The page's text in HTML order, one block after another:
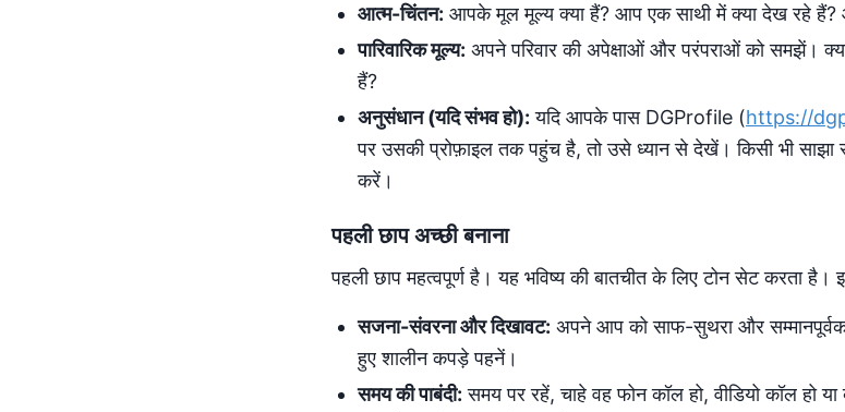
आत्म-चिंतन: आपके मूल मूल्य क्या हैं? आप एक साथी में क्या देख रहे हैं?
पारिवारिक मूल्य: अपने परिवार की अपेक्षाओं और परंपराओं को समझें।
हैं?
अनुसंधान (यदि संभव हो): यदि आपके पास DGProfile (https://
पर उसकी प्रोफ़ाइल तक पहुंच है, तो उसे ध्यान से देखें। किसी भी साझा
करें।
पहली छाप अच्छी बनाना
पहली छाप महत्वपूर्ण है। यह भविष्य की बातचीत के लिए टोन सेट करता है।
सजना-संवरना और दिखावट: अपने आप को साफ-सुथरा और
हुए शालीन कपड़े पहनें।
समय की पाबंदी: समय पर रहें, चाहे वह फोन कॉल हो, वीडियो कॉल हो